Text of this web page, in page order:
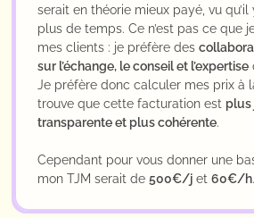
serait en théorie mieux payé, vu qu’il
plus de temps. Ce n’est pas ce que
mes clients : je préfère des
sur l’échange, le conseil et l’expertise
Je préfère donc calculer mes prix à
trouve que cette facturation est plus
transparente et plus cohérente.
Cependant pour vous donner une
mon TJM serait de 500€/j et 60€/h.